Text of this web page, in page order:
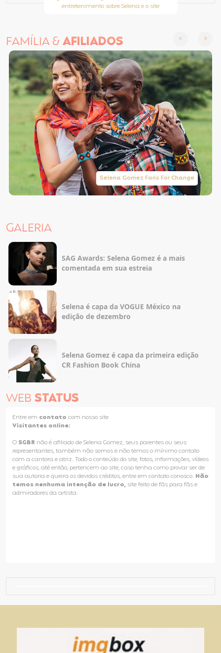
entretenimento sobre Selena e o site
FAMÍLIA &AFILIADOS
Selena Gomez Fans For Change
GALERIA
SAG Awards: Selena Gomez é a mais
comentada em sua estreia
Selena é capa da VOGUE México na
edição de dezembro
Selena Gomez é capa da primeira edição
CR Fashion Book China
WEB STATUS
Entre em contato com nosso site
Visitantes online:
O SGBR não é afiliado de Selena Gomez, seus parentes ou seus
representantes, também não somos e não temos o mínimo contato
com a cantora e atriz. Todo o conteúdo do site, fotos, informações, vídeos
e gráficos, até então, pertencem ao site, caso tenha como provar ser de
sua autoria e queira os devidos créditos, entre em contato conosco. Não
temos nenhuma intenção de lucro, site feito de fãs para fãs e
admiradores da artista.